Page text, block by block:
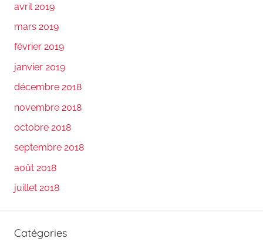
avril 2019
mars 2019
février 2019
janvier 2019
décembre 2018
novembre 2018
octobre 2018
septembre 2018
août 2018
juillet 2018
Catégories